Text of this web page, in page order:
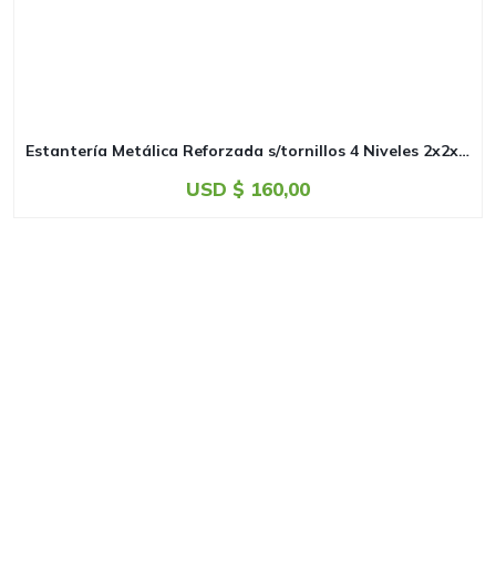
Estantería Metálica Reforzada s/tornillos 4 Niveles 2x2x0.6m
USD $ 160,00